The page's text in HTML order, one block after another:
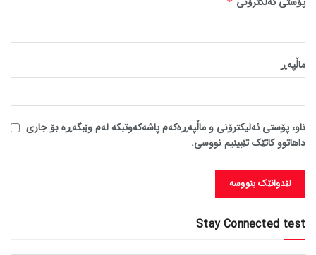
ماڵپه‌ڕ
ناو، پۆستی ئەلیکترۆنی و ماڵپەڕەکەم پاشەکەوتبکە لەم وێبگەڕە بۆ جاری
داهاتوو کاتێک تێبینیم نووسی.
Stay Connected test